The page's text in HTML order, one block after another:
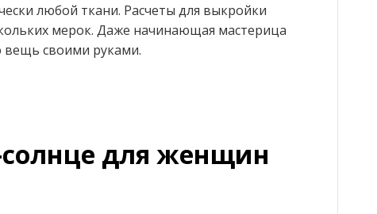
любой ткани. Расчеты для выкройки
мерок. Даже начинающая мастерица
своими руками.
для женщин